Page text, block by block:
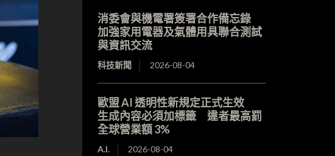
消委會與機電署簽署合作備忘錄
加強家用電器及氣體用具聯合測試
與資訊交流
科技新聞 2026-08-04
歐盟 AI 透明性新規定正式生效
生成內容必須加標籤 違者最高罰
全球營業額 3%
A.I. 2026-08-04